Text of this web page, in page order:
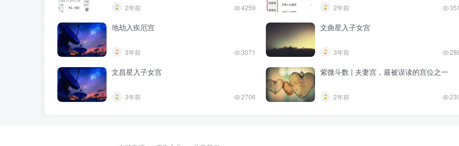
2年前 4259 2年前
地劫入疾厄宫
3年前 3071
文曲星入子女宫
3年前
文昌星入子女宫
3年前 2706
紫微斗数 | 夫妻宫，最被误读的宫位之一
2年前